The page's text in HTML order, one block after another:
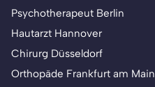
Psychotherapeut Berlin
Hautarzt Hannover
Chirurg Düsseldorf
Orthopäde Frankfurt am Main